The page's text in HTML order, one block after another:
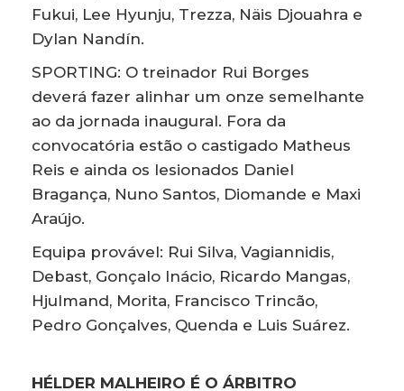
Fukui, Lee Hyunju, Trezza, Näis Djouahra e
Dylan Nandín.
SPORTING: O treinador Rui Borges
deverá fazer alinhar um onze semelhante
ao da jornada inaugural. Fora da
convocatória estão o castigado Matheus
Reis e ainda os lesionados Daniel
Bragança, Nuno Santos, Diomande e Maxi
Araújo.
Equipa provável: Rui Silva, Vagiannidis,
Debast, Gonçalo Inácio, Ricardo Mangas,
Hjulmand, Morita, Francisco Trincão,
Pedro Gonçalves, Quenda e Luis Suárez.
HÉLDER MALHEIRO É O ÁRBITRO